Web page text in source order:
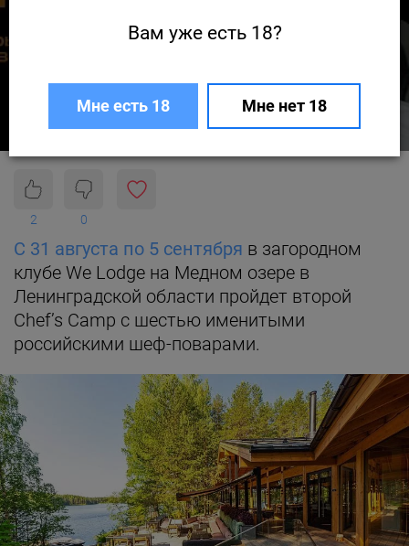
2025 в We Lodge
Редакция Ресторан.ру
2 0
С 31 августа по 5 сентября в загородном
клубе We Lodge на Медном озере в
Ленинградской области пройдет второй
Chef’s Camp с шестью именитыми
российскими шеф-поварами.
Вам уже есть 18?
Мне есть 18 Мне нет 18